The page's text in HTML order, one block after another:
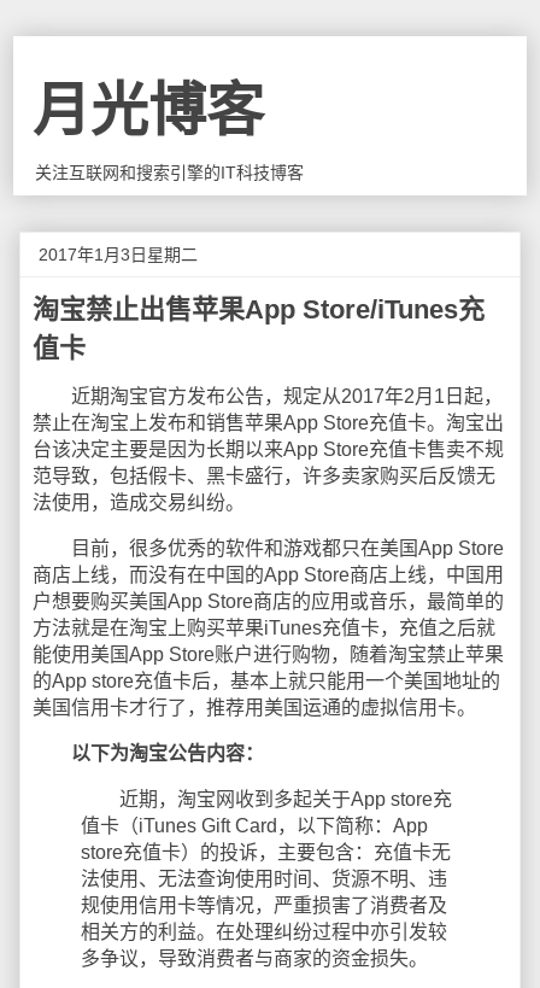
月光博客
关注互联网和搜索引擎的IT科技博客
2017年1月3日星期二
淘宝禁止出售苹果App Store/iTunes充
值卡
近期淘宝官方发布公告，规定从2017年2月1日起，
禁止在淘宝上发布和销售苹果App Store充值卡。淘宝出
台该决定主要是因为长期以来App Store充值卡售卖不规
范导致，包括假卡、黑卡盛行，许多卖家购买后反馈无
法使用，造成交易纠纷。
目前，很多优秀的软件和游戏都只在美国App Store
商店上线，而没有在中国的App Store商店上线，中国用
户想要购买美国App Store商店的应用或音乐，最简单的
方法就是在淘宝上购买苹果iTunes充值卡，充值之后就
能使用美国App Store账户进行购物，随着淘宝禁止苹果
的App store充值卡后，基本上就只能用一个美国地址的
美国信用卡才行了，推荐用美国运通的虚拟信用卡。
以下为淘宝公告内容：
近期，淘宝网收到多起关于App store充
值卡（iTunes Gift Card，以下简称：App
store充值卡）的投诉，主要包含：充值卡无
法使用、无法查询使用时间、货源不明、违
规使用信用卡等情况，严重损害了消费者及
相关方的利益。在处理纠纷过程中亦引发较
多争议，导致消费者与商家的资金损失。